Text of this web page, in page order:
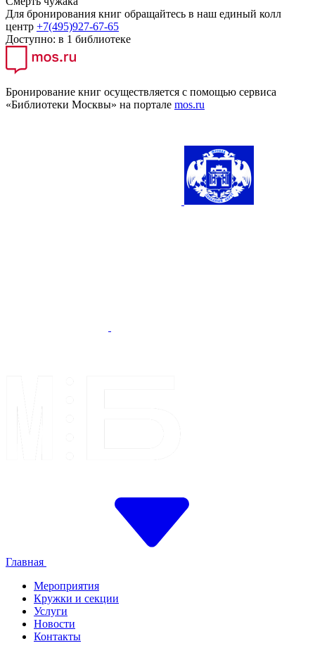
Для бронирования книг обращайтесь в наш единый колл
центр +7(495)927-67-65
Доступно: в 1 библиотеке
Бронирование книг осуществляется с помощью сервиса
«Библиотеки Москвы» на портале mos.ru
Главная
Мероприятия
Кружки и секции
Услуги
Новости
Контакты